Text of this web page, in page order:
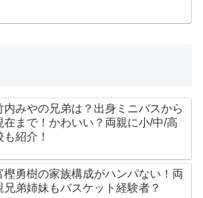
内みやの兄弟は？出身ミニバスから
在まで！かわいい？両親に小/中/高
も紹介！
樫勇樹の家族構成がハンパない！両
兄弟姉妹もバスケット経験者？